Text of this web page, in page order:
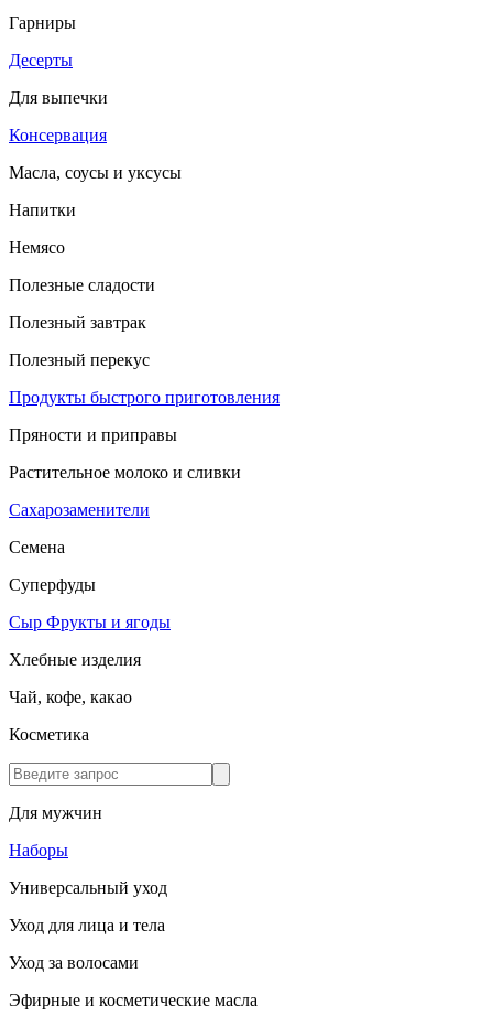
Гарниры
Десерты
Для выпечки
Консервация
Масла, соусы и уксусы
Напитки
Немясо
Полезные сладости
Полезный завтрак
Полезный перекус
Продукты быстрого приготовления
Пряности и приправы
Растительное молоко и сливки
Сахарозаменители
Семена
Суперфуды
Сыр Фрукты и ягоды
Хлебные изделия
Чай, кофе, какао
Косметика
Для мужчин
Наборы
Универсальный уход
Уход для лица и тела
Уход за волосами
Эфирные и косметические масла